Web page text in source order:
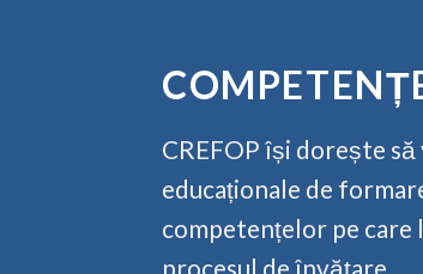
CREFOP își dorește
educaționale de
competențelor pe care
procesul de învățare.